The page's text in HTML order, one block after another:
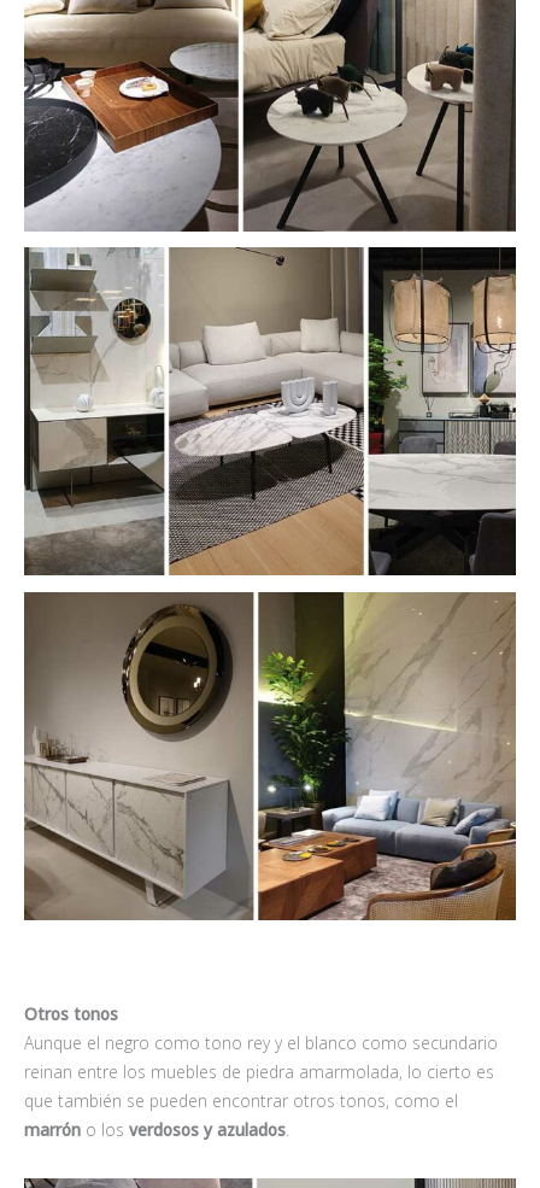
Otros tonos
Aunque el negro como tono rey y el blanco como secundario
reinan entre los muebles de piedra amarmolada, lo cierto es
que también se pueden encontrar otros tonos, como el
marrón o los verdosos y azulados